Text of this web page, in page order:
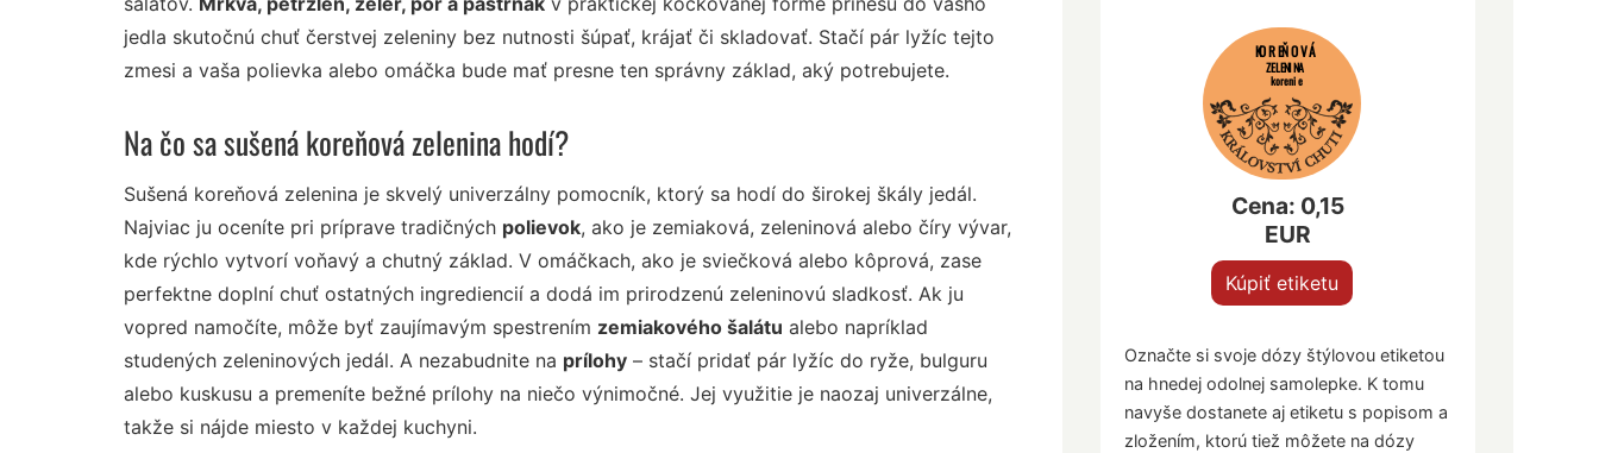
jedla skutočnú chuť čerstvej zeleniny bez nutnosti šúpať, krájať či skladovať. Stačí pár lyžíc tejto
zmesi a vaša polievka alebo omáčka bude mať presne ten správny základ, aký potrebujete.
Na čo sa sušená koreňová zelenina hodí?
Sušená koreňová zelenina je skvelý univerzálny pomocník, ktorý sa hodí do širokej škály jedál.
Najviac ju oceníte pri príprave tradičných polievok, ako je zemiaková, zeleninová alebo číry vývar,
kde rýchlo vytvorí voňavý a chutný základ. V omáčkach, ako je sviečková alebo kôprová, zase
perfektne doplní chuť ostatných ingrediencií a dodá im prirodzenú zeleninovú sladkosť. Ak ju
vopred namočíte, môže byť zaujímavým spestrením zemiakového šalátu alebo napríklad
studených zeleninových jedál. A nezabudnite na prílohy – stačí pridať pár lyžíc do ryže, bulguru
alebo kuskusu a premeníte bežné prílohy na niečo výnimočné. Jej využitie je naozaj univerzálne,
takže si nájde miesto v každej kuchyni.
KOREŇOVÁ
ZELENINA
korenie
Cena: 0,15
EUR
Kúpiť etiketu
Označte si svoje dózy štýlovou etiketou
na hnedej odolnej samolepke. K tomu
navyše dostanete aj etiketu s popisom a
zložením, ktorú tiež môžete na dózy